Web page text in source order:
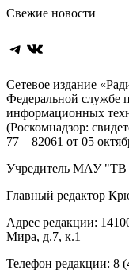
Свежие новости
Telegram
ВКонтакте
Сетевое издание
Федеральной службе
информационных
(Роскомнадзор:
77 – 82061 от 05
Учредитель МАУ
Главный редактор
Адрес редакции:
Мира, д.7, к.1
Телефон редакции: 8